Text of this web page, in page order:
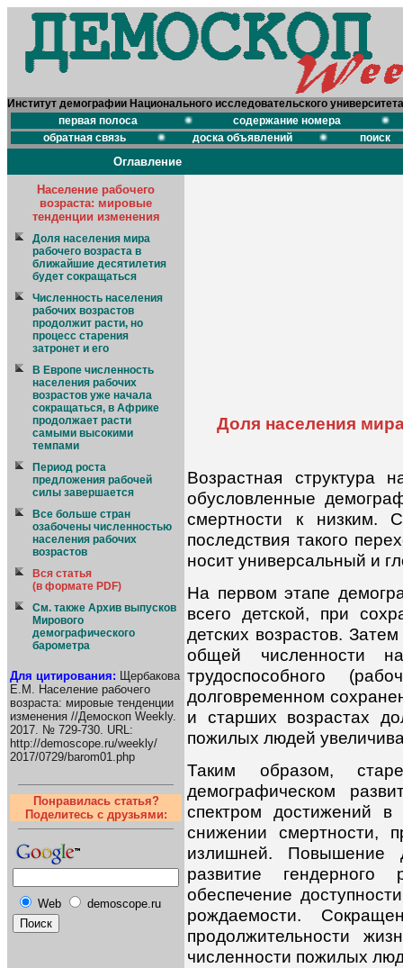
Институт демографии Национального исследовательского
первая полоса
содержание номера
обратная связь
доска объявлений поиск
Оглавление
Население рабочего
возраста: мировые
тенденции изменения
Доля населения мира
рабочего возраста в
ближайшие десятилетия
будет сокращаться
Численность населения
рабочих возрастов
продолжит расти, но
процесс старения
затронет и его
В Европе численность
населения рабочих
возрастов уже начала
сокращаться, в Африке
продолжает расти
самыми высокими
темпами
Период роста
предложения рабочей
силы завершается
Все больше стран
озабочены численностью
населения рабочих
возрастов
Вся статья
(в формате PDF)
См. также Архив выпусков
Мирового
демографического
барометра
Для цитирования: Щербакова
Е.М. Население рабочего
возраста: мировые тенденции
изменения //Демоскоп Weekly.
2017. № 729-730. URL:
http://demoscope.ru/weekly/
2017/0729/barom01.php
Понравилась статья?
Поделитесь с друзьями:
Web demoscope.ru
Доля населения
Возрастная структура
обусловленные
смертности к низким.
последствия такого
носит универсальный и
На первом этапе
всего детской, при
детских возрастов.
общей численности
трудоспособного
долговременном
и старших возрастах
пожилых людей
Таким образом,
демографическом
спектром достижений в
снижении смертности,
излишней. Повышение
развитие гендерного
обеспечение
рождаемости.
продолжительности
численности пожилых